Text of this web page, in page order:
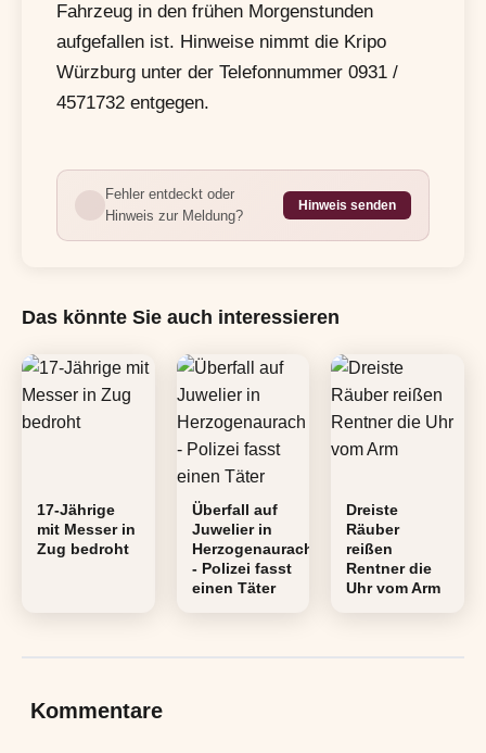
Fahrzeug in den frühen Morgenstunden
aufgefallen ist. Hinweise nimmt die Kripo
Würzburg unter der Telefonnummer 0931 /
4571732 entgegen.
Fehler entdeckt oder
Hinweis zur Meldung?
Hinweis senden
Das könnte Sie auch interessieren
17-Jährige
mit Messer in
Zug bedroht
Überfall auf
Juwelier in
Herzogenaurach
- Polizei fasst
einen Täter
Dreiste
Räuber
reißen
Rentner die
Uhr vom Arm
Kommentare